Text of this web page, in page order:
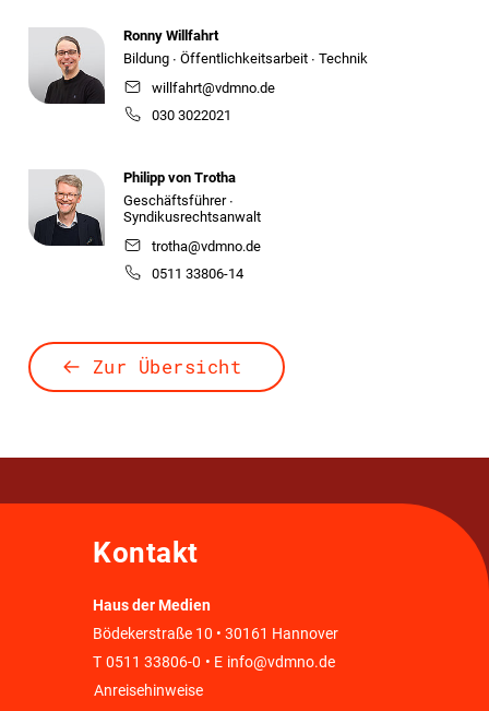
Ronny Willfahrt
Bildung ∙ Öffentlichkeitsarbeit ∙ Technik
willfahrt@vdmno.de
030 3022021
Philipp von Trotha
Geschäftsführer ∙
Syndikusrechtsanwalt
trotha@vdmno.de
0511 33806-14
Zur Übersicht
Kontakt
Haus der Medien
Bödekerstraße 10 • 30161 Hannover
T 0511 33806-0 • E info@vdmno.de
Anreisehinweise